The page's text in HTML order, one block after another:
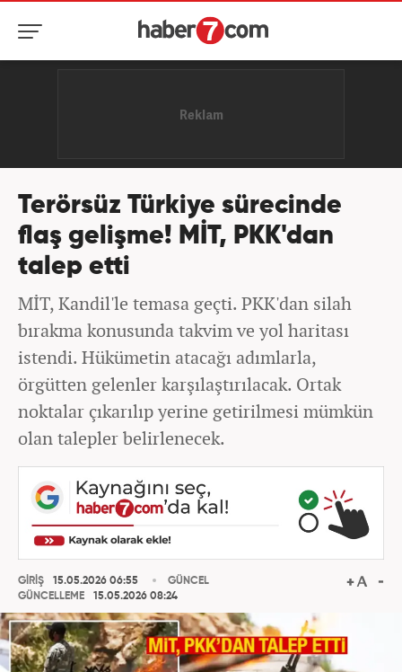
Terörsüz Türkiye sürecinde
flaş gelişme! MİT, PKK'dan
talep etti
MİT, Kandil'le temasa geçti. PKK'dan silah
bırakma konusunda takvim ve yol haritası
istendi. Hükümetin atacağı adımlarla,
örgütten gelenler karşılaştırılacak. Ortak
noktalar çıkarılıp yerine getirilmesi mümkün
olan talepler belirlenecek.
GİRİŞ
15.05.2026 06:55
GÜNCELLEME
15.05.2026 08:24
GÜNCEL